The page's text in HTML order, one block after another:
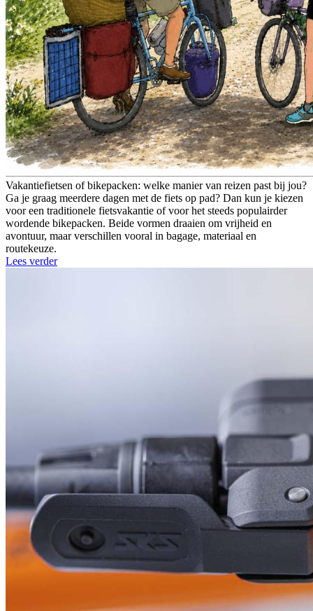
Vakantiefietsen of bikepacken: welke manier van reizen past bij jou?
Ga je graag meerdere dagen met de fiets op pad? Dan kun je kiezen
voor een traditionele fietsvakantie of voor het steeds populairder
wordende bikepacken. Beide vormen draaien om vrijheid en
avontuur, maar verschillen vooral in bagage, materiaal en
routekeuze.
Lees verder